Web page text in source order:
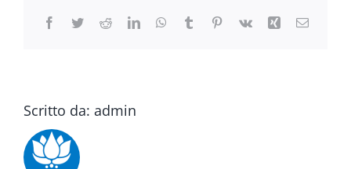
Facebook
TwitterRedditLinkedInWhatsApp
TumblrPinterest
Vk Xing Email
Scritto da: admin